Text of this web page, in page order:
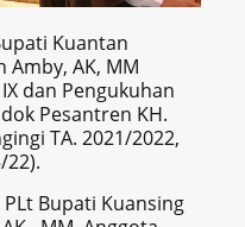
Kuantan
Amby, AK, MM
dan Pengukuhan
Pesantren KH.
TA. 2021/2022,
22).
Bupati Kuansing